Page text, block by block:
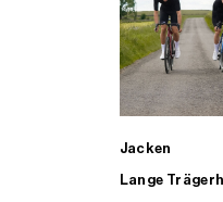
Jacken
Lange
ALLE